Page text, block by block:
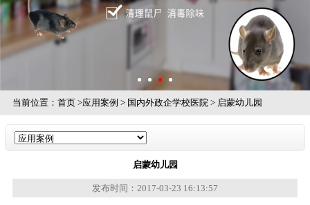
当前位置： 首页>应用案例 > 国内外政企学校医院> 启蒙幼儿园
启蒙幼儿园
发布时间：2017-03-23 16:13:57